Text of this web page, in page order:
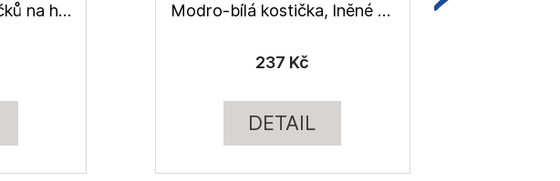
Ovály z bílých puntíčků na hnědé, lněné plátno Modro-bílá kostička, lněné plátno
237 Kč
DETAIL